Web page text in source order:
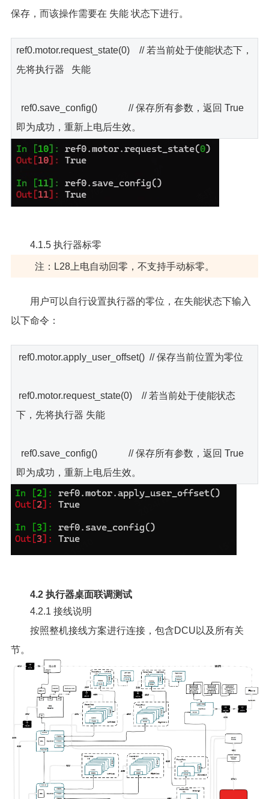
保存，而该操作需要在 失能 状态下进行。
ref0.motor.request_state(0) // 若当前处于使能状态下，
先将执行器 失能
ref0.save_config() // 保存所有参数，返回 True
即为成功，重新上电后生效。
4.1.5 执行器标零
注：L28上电自动回零，不支持手动标零。
用户可以自行设置执行器的零位，在失能状态下输入
以下命令：
ref0.motor.apply_user_offset() // 保存当前位置为零位
ref0.motor.request_state(0) // 若当前处于使能状态
下，先将执行器 失能
ref0.save_config() // 保存所有参数，返回 True
即为成功，重新上电后生效。
4.2 执行器桌面联调测试
4.2.1 接线说明
按照整机接线方案进行连接，包含DCU以及所有关
节。